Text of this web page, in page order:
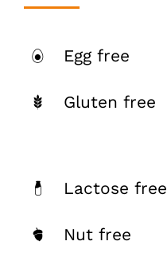
Egg free
Gluten free
Lactose free
Nut free